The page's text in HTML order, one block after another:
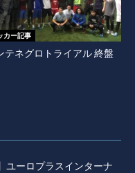
カー記事
テネグロトライアル 終盤
ユーロプラスインターナ